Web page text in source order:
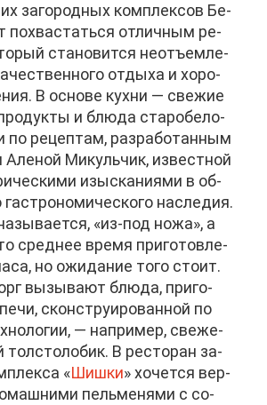
за­го­род­ных ком­плек­сов Бе­
по­хва­стать­ся от­лич­ным ре­
ста­но­вит­ся неотъ­ем­ле­
от­ды­ха и хо­ро­
В ос­но­ве кух­ни — све­жие
и блю­да ста­ро­бе­ло­
по ре­цеп­там, раз­ра­бо­тан­ным
Ми­куль­чик, из­вест­ной
изыс­ка­ни­я­ми в об­
на­сле­дия.
«из-под но­жа», а
сред­нее вре­мя при­го­тов­ле­
но ожи­да­ние то­го сто­ит.
вы­зы­ва­ют блю­да, при­го­
скон­стру­и­ро­ван­ной по
— на­при­мер, све­же­
В ре­сто­ран за­
«Шиш­ки» хо­чет­ся вер­
пель­ме­ня­ми с со­